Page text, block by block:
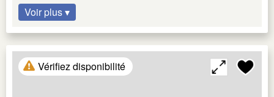
Voir plus ▾
Vérifiez disponibilité